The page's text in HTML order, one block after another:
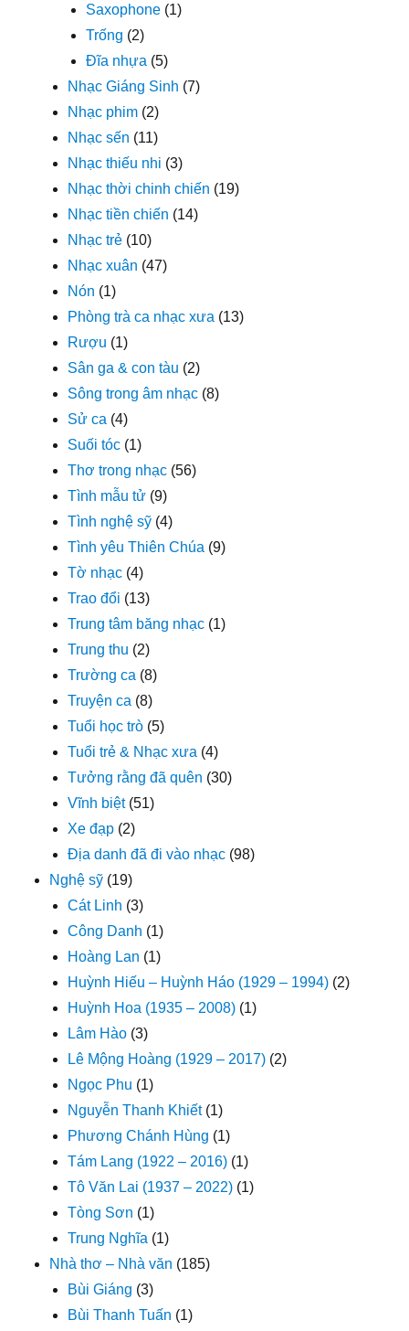
Saxophone (1)
Trống (2)
Đĩa nhựa (5)
Nhạc Giáng Sinh (7)
Nhạc phim (2)
Nhạc sến (11)
Nhạc thiếu nhi (3)
Nhạc thời chinh chiến (19)
Nhạc tiền chiến (14)
Nhạc trẻ (10)
Nhạc xuân (47)
Nón (1)
Phòng trà ca nhạc xưa (13)
Rượu (1)
Sân ga & con tàu (2)
Sông trong âm nhạc (8)
Sử ca (4)
Suối tóc (1)
Thơ trong nhạc (56)
Tình mẫu tử (9)
Tình nghệ sỹ (4)
Tình yêu Thiên Chúa (9)
Tờ nhạc (4)
Trao đổi (13)
Trung tâm băng nhạc (1)
Trung thu (2)
Trường ca (8)
Truyện ca (8)
Tuổi học trò (5)
Tuổi trẻ & Nhạc xưa (4)
Tưởng rằng đã quên (30)
Vĩnh biệt(51)
Xe đạp (2)
Địa danh đã đi vào nhạc (98)
Nghệ sỹ (19)
Cát Linh (3)
Công Danh (1)
Hoàng Lan (1)
Huỳnh Hiếu – Huỳnh Háo (1929 – 1994) (2)
Huỳnh Hoa (1935 – 2008) (1)
Lâm Hào (3)
Lê Mộng Hoàng (1929 – 2017) (2)
Ngọc Phu (1)
Nguyễn Thanh Khiết(1)
Phương Chánh Hùng (1)
Tám Lang (1922 – 2016) (1)
Tô Văn Lai (1937 – 2022) (1)
Tòng Sơn (1)
Trung Nghĩa (1)
Nhà thơ – Nhà văn (185)
Bùi Giáng (3)
Bùi Thanh Tuấn (1)